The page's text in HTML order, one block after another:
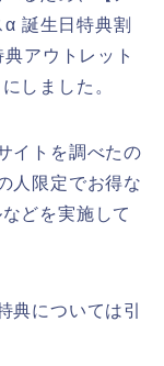
誕生日特典割
アウトレット
しました。
イトを調べたの
人限定でお得な
どを実施して
典については引